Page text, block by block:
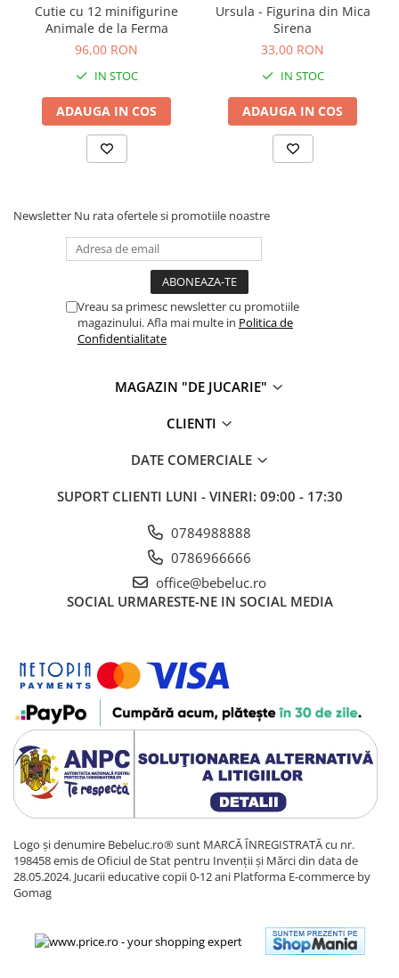
Cadouri botez
Cadou copii 2 ani
Cadou copii 5 ani
Cadou copii 6 ani
Cadou copii 10 ani
Cadou copii 12 ani
Rechizite scolare
Ghiozdan baieti
Umbrela copii
Accesorii bebelusi
Olita bebe
Veioza copii
Decoratiuni camera copilului
Produse de Curatenie
Jucarii exterior
Trotinete copii
Jucarii curte
Leagane copii
Karturi copii
Biciclete copii
Cutie cu 12 minifigurine
Animale de la Ferma
96,00 RON
IN STOC
ADAUGA IN COS
Ursula - Figurina din Mica
Sirena
33,00 RON
IN STOC
ADAUGA IN COS
Newsletter Nu rata ofertele si promotiile noastre
Vreau sa primesc newsletter cu promotiile
magazinului. Afla mai multe in Politica de
Confidentialitate
MAGAZIN "DE JUCARIE"
CLIENTI
DATE COMERCIALE
SUPORT CLIENTI LUNI - VINERI: 09:00 - 17:30
0784988888
0786966666
office@bebeluc.ro
SOCIAL URMARESTE-NE IN SOCIAL MEDIA
Logo și denumire Bebeluc.ro® sunt MARCĂ ÎNREGISTRATĂ cu nr.
198458 emis de Oficiul de Stat pentru Invenții și Mărci din data de
28.05.2024. Jucarii educative copii 0-12 ani Platforma E-commerce by
Gomag